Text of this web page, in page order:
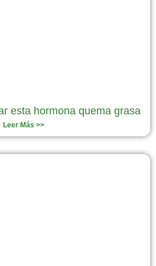
esta hormona quema grasa
Leer Más >>